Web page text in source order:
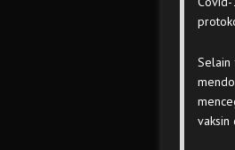
Selain
vaksin